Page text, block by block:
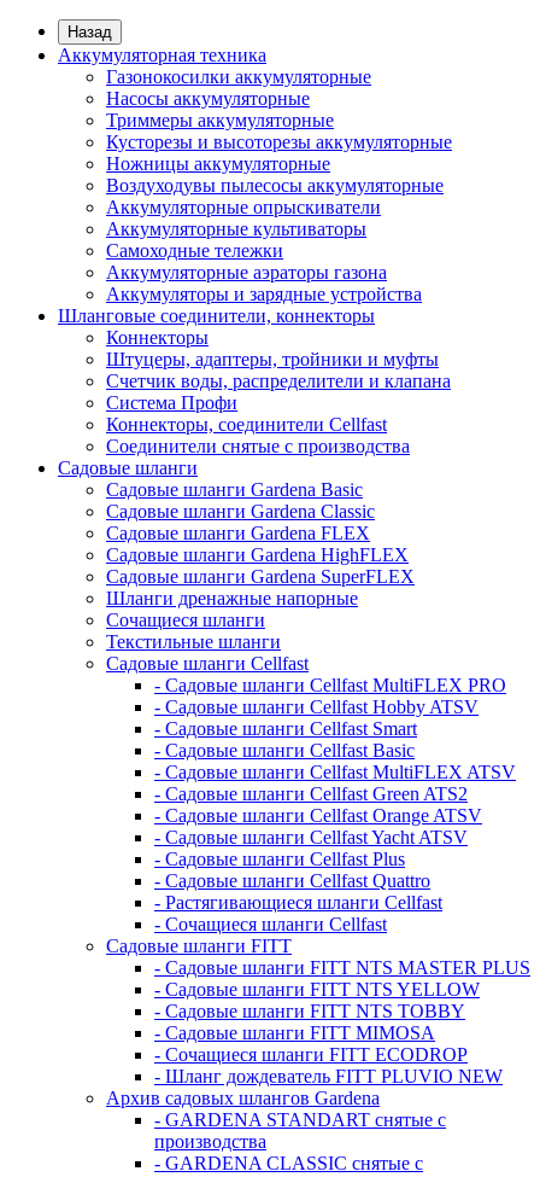
Назад
Аккумуляторная техника
Газонокосилки аккумуляторные
Насосы аккумуляторные
Триммеры аккумуляторные
Кусторезы и высоторезы аккумуляторные
Ножницы аккумуляторные
Воздуходувы пылесосы аккумуляторные
Аккумуляторные опрыскиватели
Аккумуляторные культиваторы
Самоходные тележки
Аккумуляторные аэраторы газона
Аккумуляторы и зарядные устройства
Шланговые соединители, коннекторы
Коннекторы
Штуцеры, адаптеры, тройники и муфты
Счетчик воды, распределители и клапана
Система Профи
Коннекторы, соединители Cellfast
Соединители снятые с производства
Садовые шланги
Садовые шланги Gardena Basic
Садовые шланги Gardena Classic
Садовые шланги Gardena FLEX
Садовые шланги Gardena HighFLEX
Садовые шланги Gardena SuperFLEX
Шланги дренажные напорные
Сочащиеся шланги
Текстильные шланги
Садовые шланги Cellfast
- Садовые шланги Cellfast MultiFLEX PRO
- Садовые шланги Cellfast Hobby ATSV
- Садовые шланги Cellfast Smart
- Садовые шланги Cellfast Basic
- Садовые шланги Cellfast MultiFLEX ATSV
- Садовые шланги Cellfast Green ATS2
- Садовые шланги Cellfast Orange ATSV
- Садовые шланги Cellfast Yacht ATSV
- Садовые шланги Cellfast Plus
- Садовые шланги Cellfast Quattro
- Растягивающиеся шланги Cellfast
- Сочащиеся шланги Cellfast
Садовые шланги FITT
- Садовые шланги FITT NTS MASTER PLUS
- Садовые шланги FITT NTS YELLOW
- Садовые шланги FITT NTS TOBBY
- Садовые шланги FITT MIMOSA
- Сочащиеся шланги FITT ECODROP
- Шланг дождеватель FITT PLUVIO NEW
Архив садовых шлангов Gardena
- GARDENA STANDART снятые с
производства
- GARDENA CLASSIC снятые с